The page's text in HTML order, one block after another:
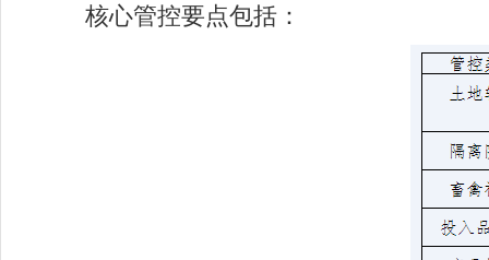
核心管控要点包括：